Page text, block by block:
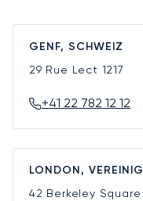
GENF, SCHWEIZ
29 Rue Lect 1217
+41 22 782 12 12
LONDON,
42 Berkeley